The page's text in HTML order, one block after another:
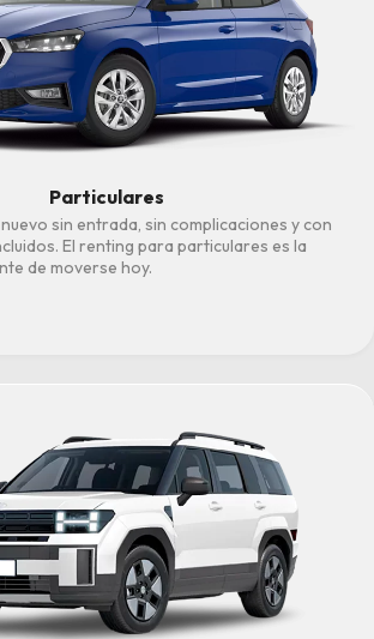
Particulares
sin entrada, sin complicaciones y con
El renting para particulares es la
de moverse hoy.